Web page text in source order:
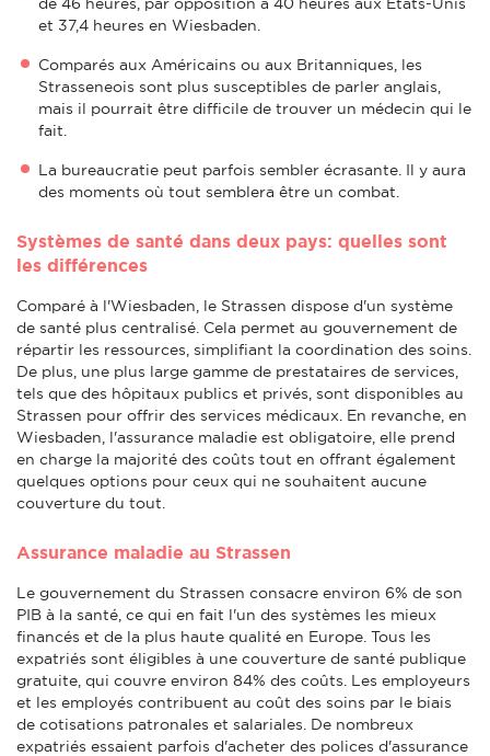
et 37,4 heures en Wiesbaden.
Comparés aux Américains ou aux Britanniques, les
Strasseneois sont plus susceptibles de parler anglais,
mais il pourrait être difficile de trouver un médecin qui le
fait.
La bureaucratie peut parfois sembler écrasante. Il y aura
des moments où tout semblera être un combat.
Systèmes de santé dans deux pays: quelles sont
les différences
Comparé à l'Wiesbaden, le Strassen dispose d'un système
de santé plus centralisé. Cela permet au gouvernement de
répartir les ressources, simplifiant la coordination des soins.
De plus, une plus large gamme de prestataires de services,
tels que des hôpitaux publics et privés, sont disponibles au
Strassen pour offrir des services médicaux. En revanche, en
Wiesbaden, l'assurance maladie est obligatoire, elle prend
en charge la majorité des coûts tout en offrant également
quelques options pour ceux qui ne souhaitent aucune
couverture du tout.
Assurance maladie au Strassen
Le gouvernement du Strassen consacre environ 6% de son
PIB à la santé, ce qui en fait l'un des systèmes les mieux
financés et de la plus haute qualité en Europe. Tous les
expatriés sont éligibles à une couverture de santé publique
gratuite, qui couvre environ 84% des coûts. Les employeurs
et les employés contribuent au coût des soins par le biais
de cotisations patronales et salariales. De nombreux
expatriés essaient parfois d'acheter des polices d'assurance